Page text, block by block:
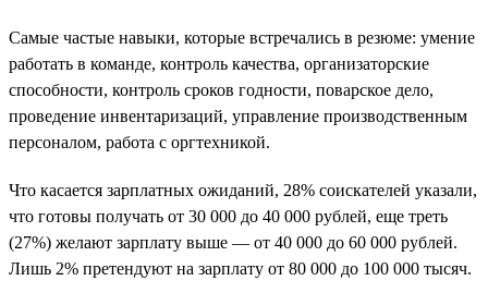
Самые частые навыки, которые встречались в резюме: умение
работать в команде, контроль качества, организаторские
способности, контроль сроков годности, поварское дело,
проведение инвентаризаций, управление производственным
персоналом, работа с оргтехникой.
Что касается зарплатных ожиданий, 28% соискателей указали,
что готовы получать от 30 000 до 40 000 рублей, еще треть
(27%) желают зарплату выше — от 40 000 до 60 000 рублей.
Лишь 2% претендуют на зарплату от 80 000 до 100 000 тысяч.